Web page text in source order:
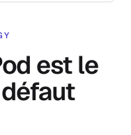
est le